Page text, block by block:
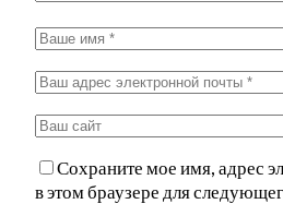
Сохраните мое имя, адрес
в этом браузере для